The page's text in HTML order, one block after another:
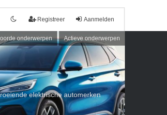
Aanmelden
Registreer
onderwerpen Actieve onderwerpen
elektrische automerken